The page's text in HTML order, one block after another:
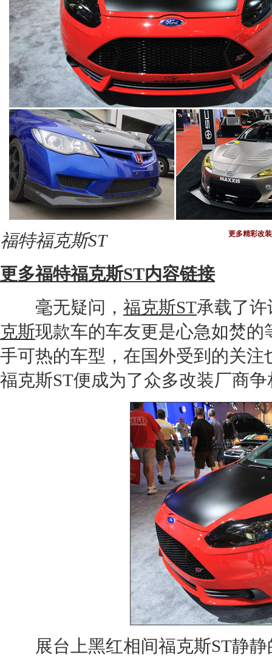
更多精彩改
福特福克斯ST
更多福特福克斯ST内容链接
毫无疑问， 福克斯ST承载了
克斯现款车的车友更是心急如焚的
手可热的车型，在国外受到的关
福克斯ST便成为了众多改装厂商争
展台上黑红相间福克斯ST静静